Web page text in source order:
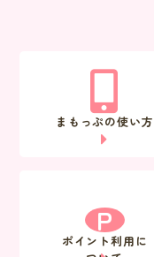
まもっぷの使い方
P
ポイント利用に